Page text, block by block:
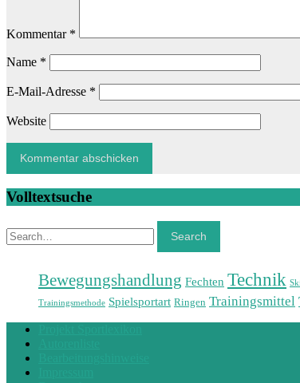
Kommentar *
Name *
E-Mail-Adresse *
Website
Volltextsuche
Search
Search
Bewegungshandlung Fechten Technik
Trainingsmethode Spielsportart Ringen Trainingsmittel